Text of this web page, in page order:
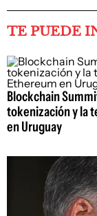
TE PUEDE
Blockchain
tokenización y la
en Uruguay